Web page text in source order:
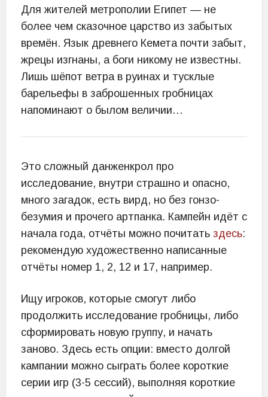
Для жителей метрополии Египет — не
более чем сказочное царство из забытых
времён. Язык древнего Кемета почти забыт,
жрецы изгнаны, а боги никому не известны.
Лишь шёпот ветра в руинах и тусклые
барельефы в заброшенных гробницах
напоминают о былом величии…
Это сложный данженкрол про
исследование, внутри страшно и опасно,
много загадок, есть вирд, но без гонзо-
безумия и прочего артпанка. Кампейн идёт с
начала года, отчёты можно почитать здесь:
рекомендую художественно написанные
отчёты номер 1, 2, 12 и 17, например.
Ищу игроков, которые смогут либо
продолжить исследование гробницы, либо
сформировать новую группу, и начать
заново. Здесь есть опции: вместо долгой
кампании можно сыграть более короткие
серии игр (3-5 сессий), выполняя короткие